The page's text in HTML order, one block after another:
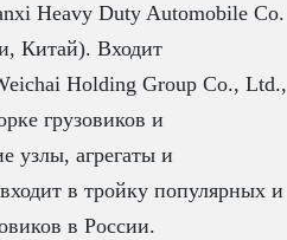
Heavy Duty Automobile Co.
Китай). Входит
Holding Group Co., Ltd.,
грузовиков и
узлы, агрегаты и
в тройку популярных и
в России.